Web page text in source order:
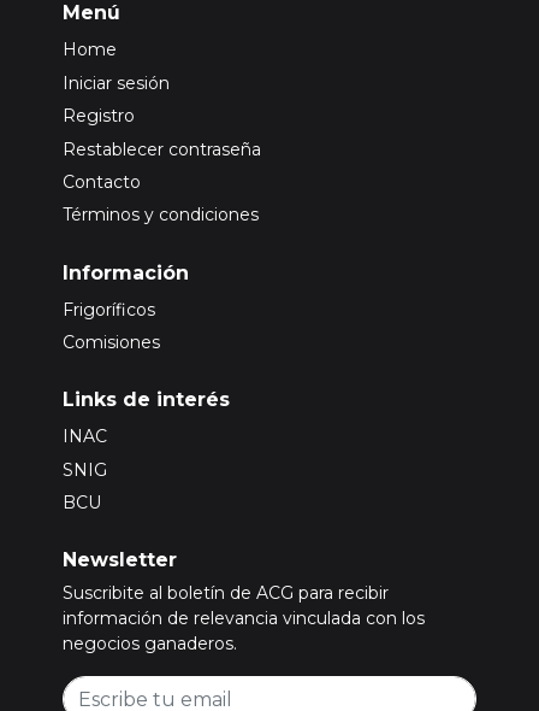
Menú
Home
Iniciar sesión
Registro
Restablecer contraseña
Contacto
Términos y condiciones
Información
Frigoríficos
Comisiones
Links de interés
INAC
SNIG
BCU
Newsletter
Suscribite al boletín de ACG para recibir
información de relevancia vinculada con los
negocios ganaderos.